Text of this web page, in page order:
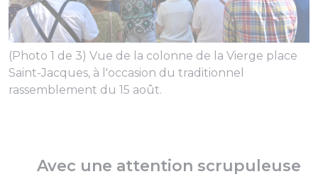
(Photo 1 de 3) Vue de la colonne de la Vierge place
Saint-Jacques, à l'occasion du traditionnel
rassemblement du 15 août.
Avec une attention scrupuleuse